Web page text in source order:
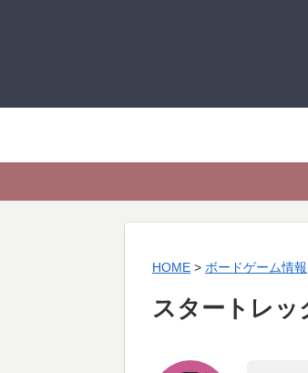
HOME > ボードゲーム情報
スタートレッ